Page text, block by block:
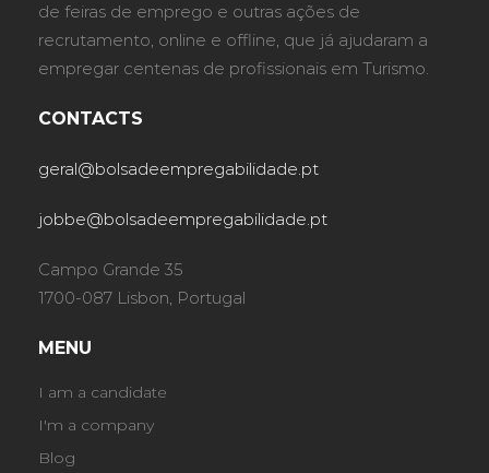
de feiras de emprego e outras ações de
recrutamento, online e offline, que já ajudaram a
empregar centenas de profissionais em Turismo.
CONTACTS
geral@bolsadeempregabilidade.pt
jobbe@bolsadeempregabilidade.pt
Campo Grande 35
1700-087 Lisbon, Portugal
MENU
I am a candidate
I'm a company
Blog